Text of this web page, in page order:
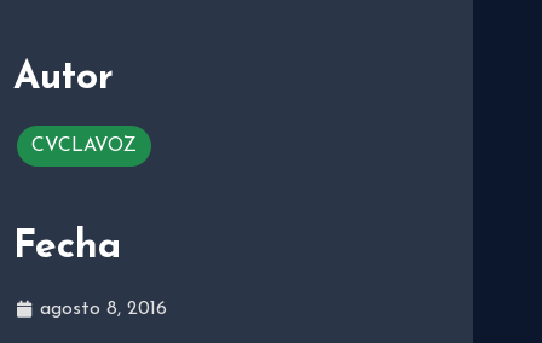
Autor
CVCLAVOZ
Fecha
agosto 8, 2016